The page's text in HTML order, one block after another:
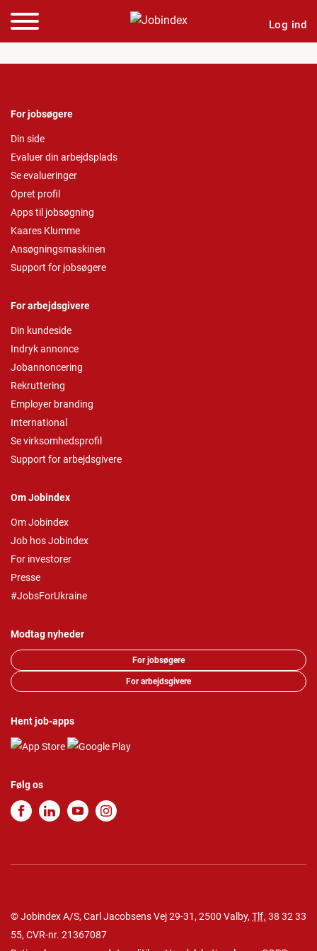
Log ind
For jobsøgere
Din side
Evaluer din arbejdsplads
Se evalueringer
Opret profil
Apps til jobsøgning
Kaares Klumme
Ansøgningsmaskinen
Support for jobsøgere
For arbejdsgivere
Din kundeside
Indryk annonce
Jobannoncering
Rekruttering
Employer branding
International
Se virksomhedsprofil
Support for arbejdsgivere
Om Jobindex
Om Jobindex
Job hos Jobindex
For investorer
Presse
#JobsForUkraine
Modtag nyheder
For jobsøgere
For arbejdsgivere
Hent job-apps
Følg os
© Jobindex A/S, Carl Jacobsens Vej 29-31, 2500 Valby, Tlf. 38 32 33
55, CVR-nr. 21367087